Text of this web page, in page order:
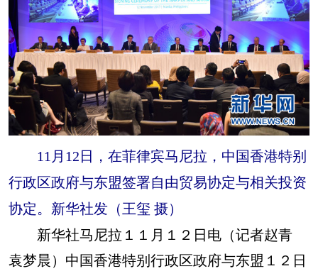
11月12日，在菲律宾马尼拉，中国香港特别
行政区政府与东盟签署自由贸易协定与相关投资
协定。新华社发（王玺 摄）
新华社马尼拉１１月１２日电（记者赵青
袁梦晨）中国香港特别行政区政府与东盟１２日